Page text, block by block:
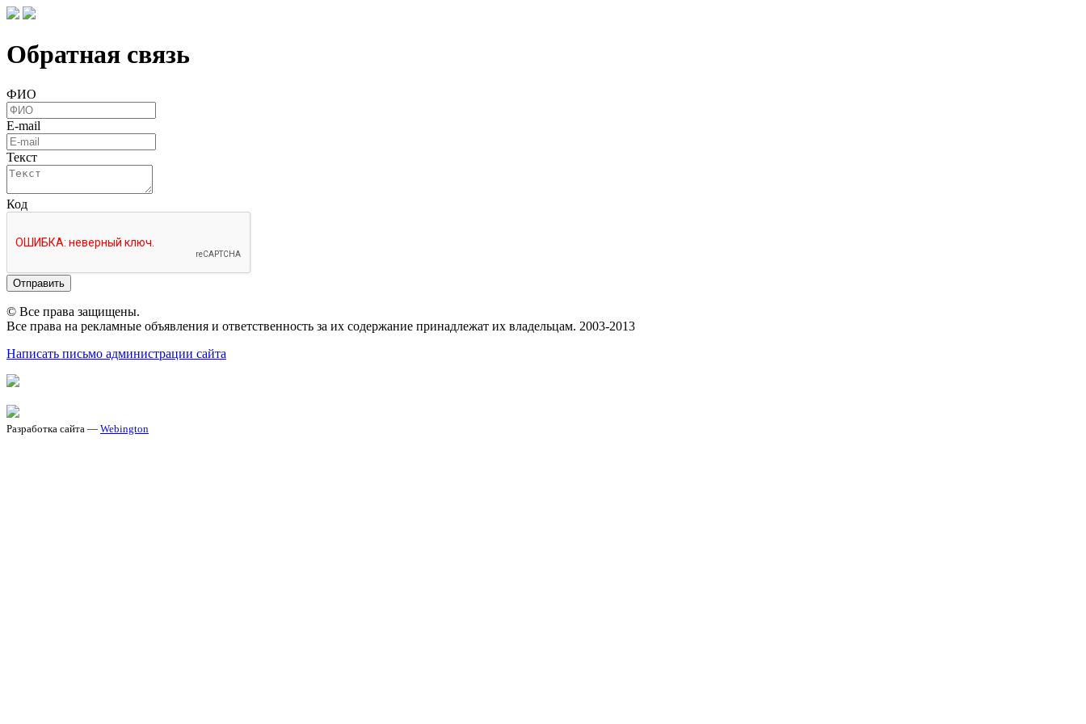
Обратная связь
ФИО
E-mail
Текст
Код
Отправить
© Все права защищены.
Все права на рекламные объявления и ответственность за их содержание принадлежат их владельцам. 2003-2013
Написать письмо администрации сайта
Разработка сайта — Webington